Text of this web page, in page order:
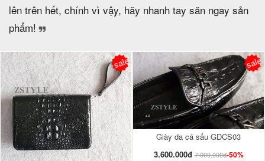
lên trên hết, chính vì vậy, hãy nhanh tay săn ngay sản
phẩm!
sale
Giày da cá sấu GDCS03
3.600.000đ 7.000.000đ-50%
sale